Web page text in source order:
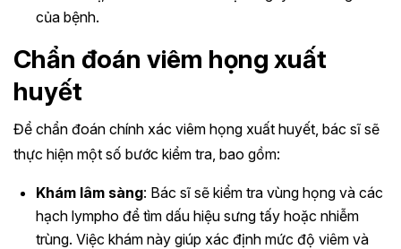
của bệnh.
Chẩn đoán viêm họng xuất
huyết
Để chẩn đoán chính xác viêm họng xuất huyết, bác sĩ sẽ
thực hiện một số bước kiểm tra, bao gồm:
Khám lâm sàng: Bác sĩ sẽ kiểm tra vùng họng và các
hạch lympho để tìm dấu hiệu sưng tấy hoặc nhiễm
trùng. Việc khám này giúp xác định mức độ viêm và